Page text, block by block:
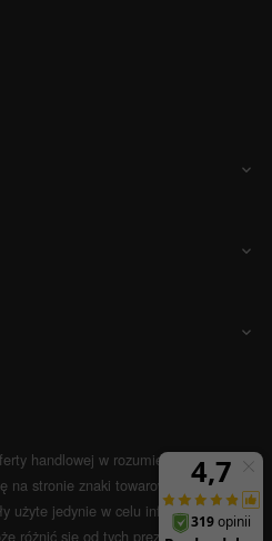



handlowej w rozumieniu Art.66 par.1
na stronie znaki towarowe i nazwy firm
użyte jedynie w celu informacyjnym.
różnić się od tych prezentowanych na